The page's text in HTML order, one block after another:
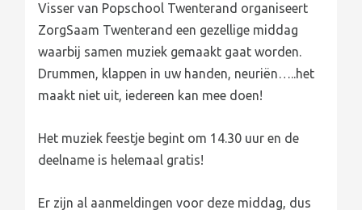
Visser van Popschool Twenterand organiseert
ZorgSaam Twenterand een gezellige middag
waarbij samen muziek gemaakt gaat worden.
Drummen, klappen in uw handen, neuriën…..het
maakt niet uit, iedereen kan mee doen!
Het muziek feestje begint om 14.30 uur en de
deelname is helemaal gratis!
Er zijn al aanmeldingen voor deze middag, dus